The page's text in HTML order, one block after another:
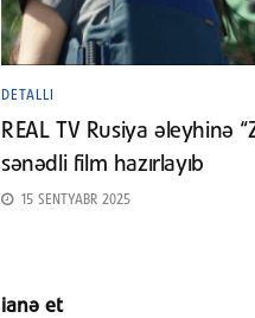
DETALLI
REAL TV Rusiya əleyhinə
sənədli film hazırlayıb
15 SENTYABR 2025
ianə et